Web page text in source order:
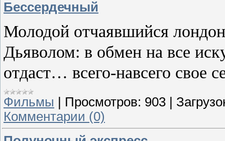
Бессердечный
Молодой отчаявшийся
Дьяволом: в обмен на все
отдаст… всего-навсего свое
Фильмы Просмотров: 903
Комментарии (0)